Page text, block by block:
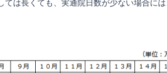
は長くても、実通院日数が少ない場合に